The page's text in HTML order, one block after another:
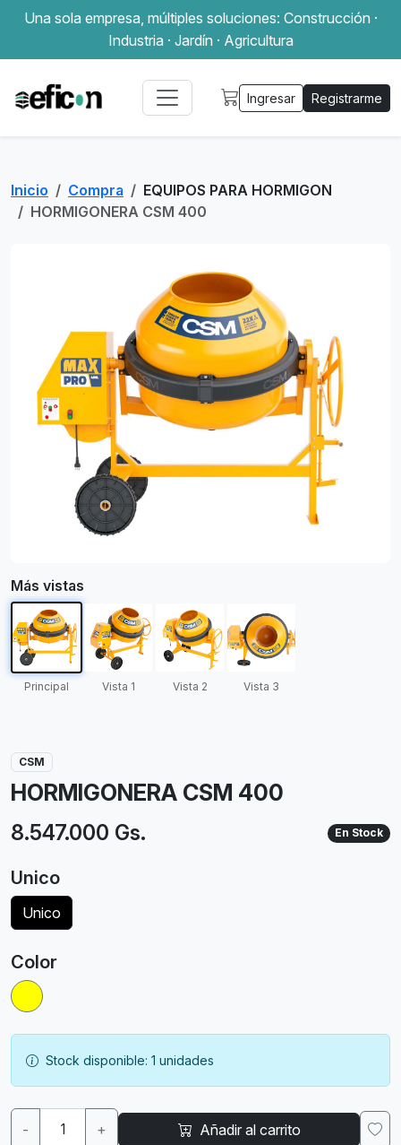
Una sola empresa, múltiples soluciones: Construcción ·
Industria · Jardín · Agricultura
Ingresar Registrarme
Inicio Compra
EQUIPOS PARA HORMIGON
HORMIGONERA CSM 400
Más vistas
Principal Vista 1 Vista 2 Vista 3
CSM
HORMIGONERA CSM 400
8.547.000 Gs. En Stock
Unico
Unico
Color
Stock disponible: 1 unidades
- + Añadir al carrito